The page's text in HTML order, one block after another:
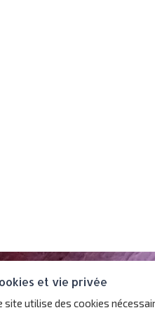
et vie privée
site utilise des cookies